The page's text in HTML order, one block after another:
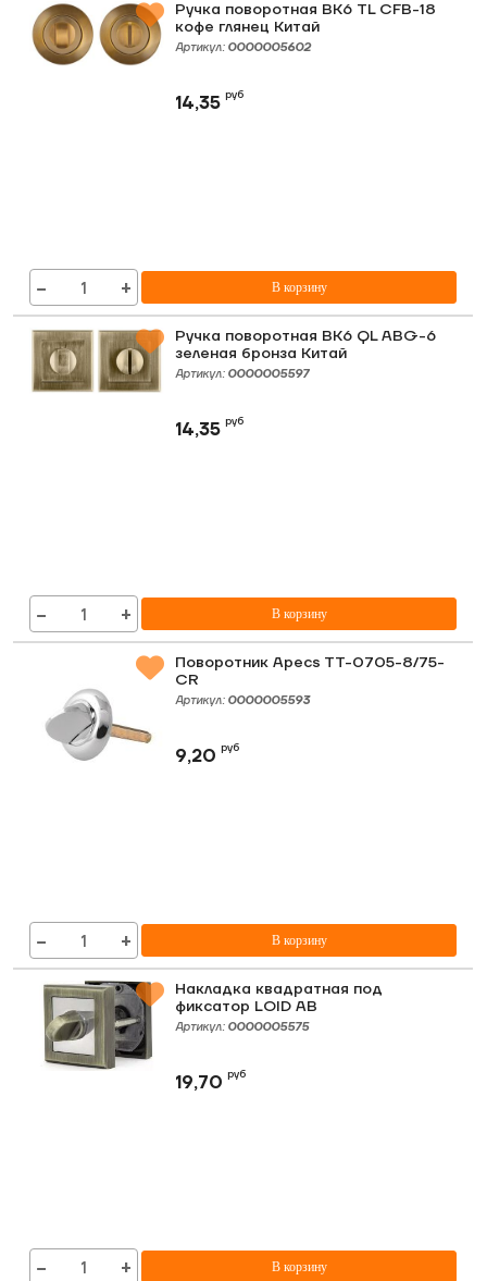
Ручка поворотная ВК6 TL CFB-18
кофе глянец Китай
Артикул: 0000005602
14,35руб
− + В корзину
Ручка поворотная ВК6 QL АВG-6
зеленая бронза Китай
Артикул: 0000005597
14,35руб
− + В корзину
Поворотник Apecs TT-0705-8/75-
CR
Артикул: 0000005593
9,20руб
− + В корзину
Накладка квадратная под
фиксатор LOID AB
Артикул: 0000005575
19,70руб
− + В корзину